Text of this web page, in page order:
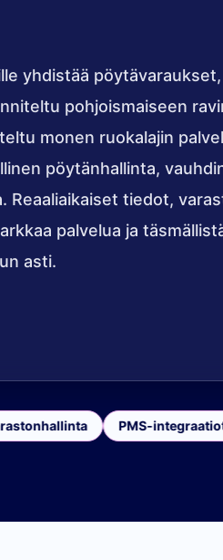
yhdistää
pohjoismaiseen
monen ruokalajin
pöytänhallinta,
tiedot,
palvelua ja
asti.
PMS-integraatiot